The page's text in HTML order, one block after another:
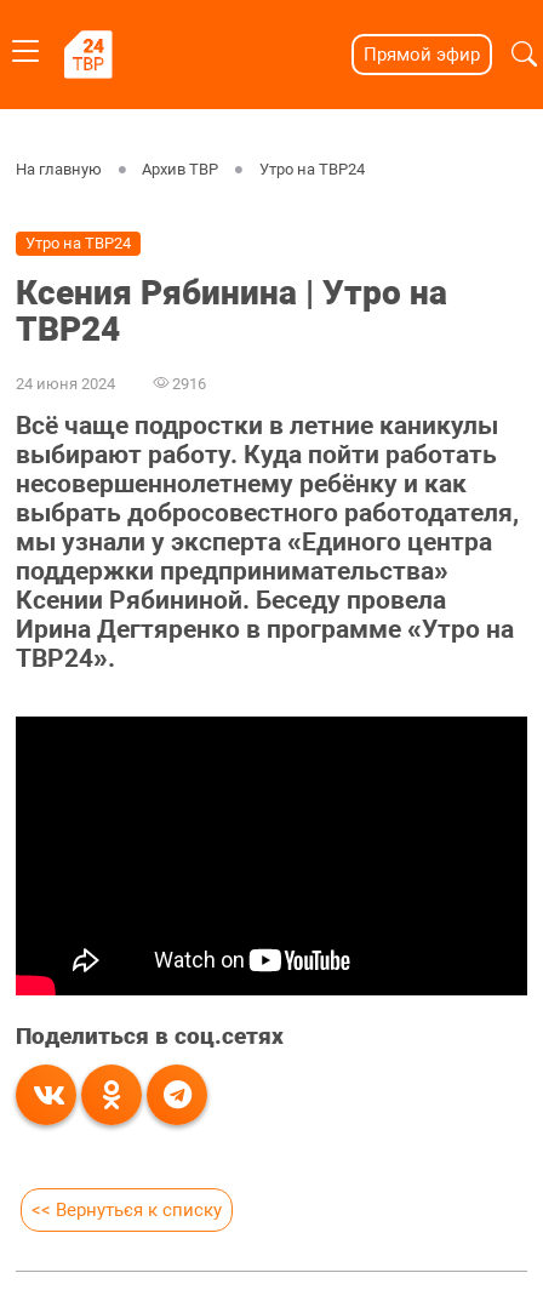
Прямой эфир
На главную Архив ТВР Утро на ТВР24
Утро на ТВР24
Ксения Рябинина | Утро на
ТВР24
24 июня 2024 2916
Всё чаще подростки в летние каникулы
выбирают работу. Куда пойти работать
несовершеннолетнему ребёнку и как
выбрать добросовестного работодателя,
мы узнали у эксперта «Единого центра
поддержки предпринимательства»
Ксении Рябининой. Беседу провела
Ирина Дегтяренко в программе «Утро на
ТВР24».
Поделиться в соц.сетях
<< Вернуться к списку